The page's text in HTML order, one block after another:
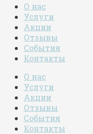
О нас
Услуги
Акции
Отзывы
События
Контакты
О нас
Услуги
Акции
Отзывы
События
Контакты